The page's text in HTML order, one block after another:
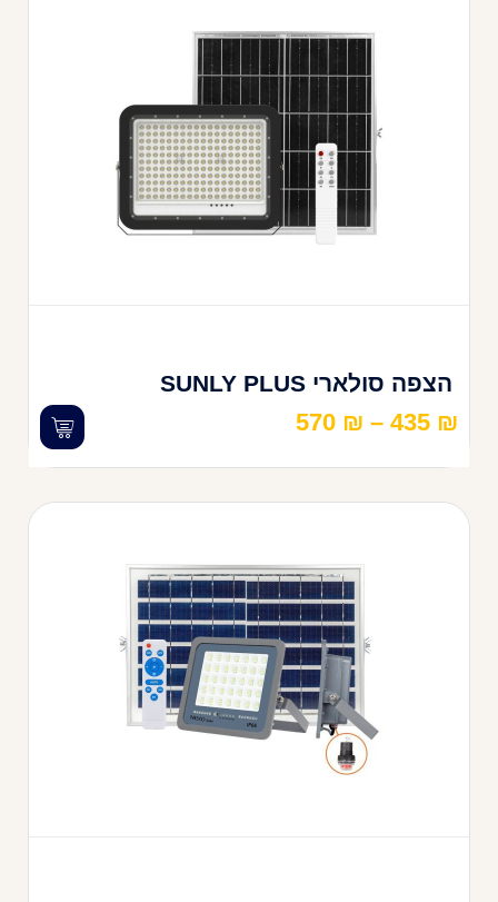
הצפה סולארי SUNLY PLUS
435 ₪
–
570 ₪